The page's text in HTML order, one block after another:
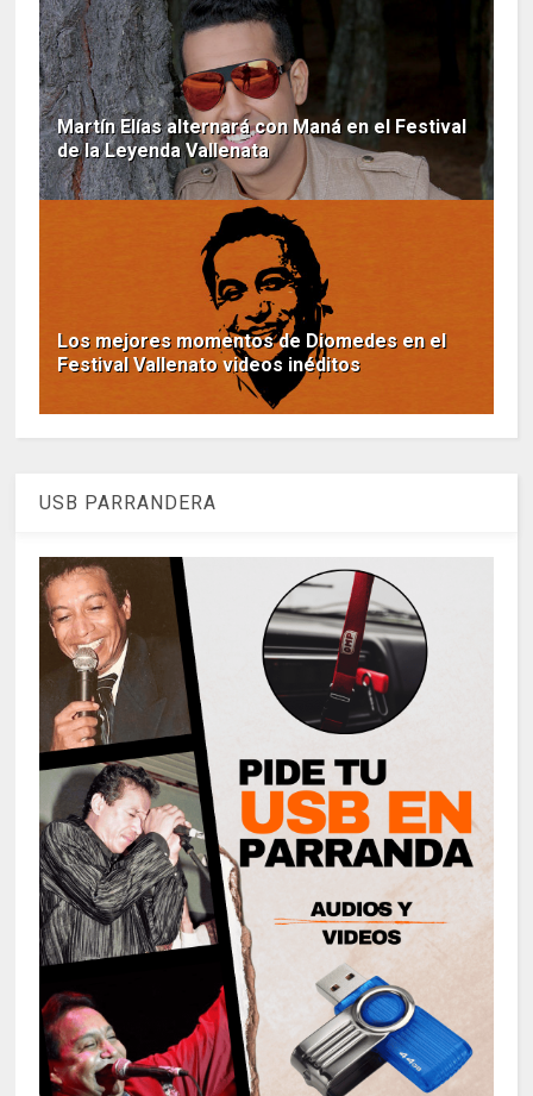
Martín Elías alternará con Maná en el Festival
de la Leyenda Vallenata
Los mejores momentos de Diomedes en el
Festival Vallenato videos inéditos
USB PARRANDERA